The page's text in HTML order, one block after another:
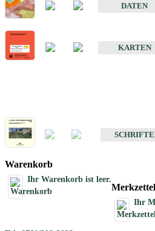
DATEN
KARTEN
Warenkorb
Ihr Warenkorb ist leer.
Merkzettel
Ihr